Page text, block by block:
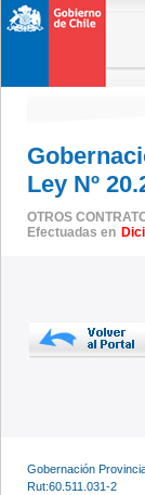
Ley Nº
OTROS
Efectuadas en
Gobernación
Rut:60.511.031-2